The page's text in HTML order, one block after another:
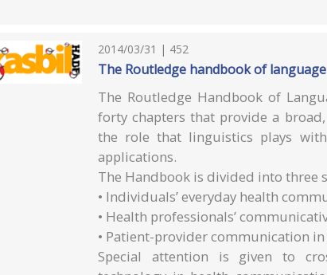
2014/03/31 | 452
The Routledge handbook of
The Routledge Handbook of
forty chapters that provide a
the role that linguistics plays
applications.
The Handbook is divided into three
• Individuals’ everyday health
• Health professionals’
• Patient-provider communication
Special attention is given to